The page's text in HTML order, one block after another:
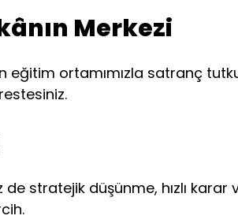
Merkezi
ortamımızla satranç
stratejik düşünme, hızlı